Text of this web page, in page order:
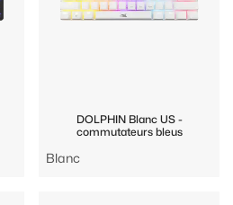
DOLPHIN Blanc US -
commutateurs bleus
Blanc